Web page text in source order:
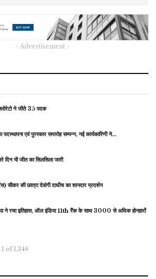
- Advertisement -
ने जीते 35 पदक
एवं पुरस्कार समारोह सम्पन्न, नई कार्यकारिणी ने…
भी जीत का सिलसिला जारी
की छात्रा देवांगी दाधीच का शानदार प्रदर्शन
इतिहास, ऑल इंडिया 11th रैंक के साथ 3000 से अधिक होनहारों
1 of 1,346